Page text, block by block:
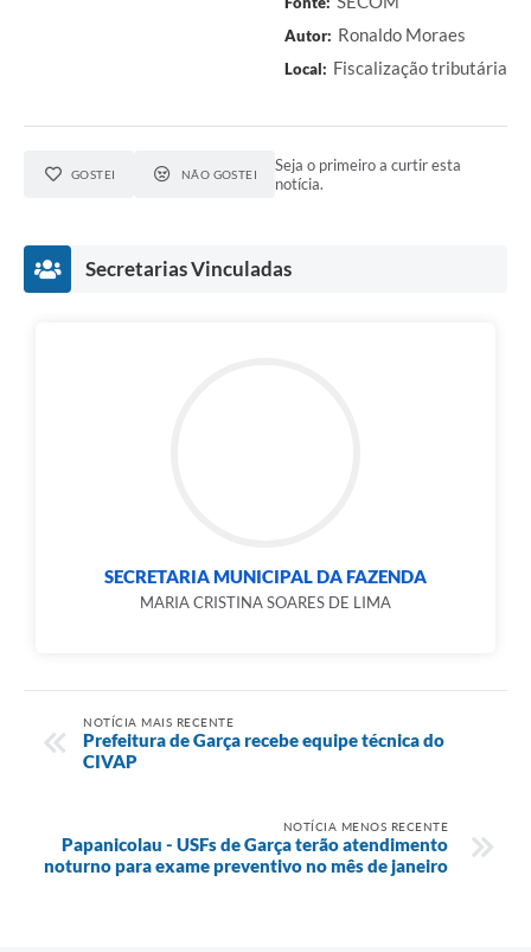
Autor: Ronaldo Moraes
Local: Fiscalização tributária
GOSTEI NÃO GOSTEI
Seja o primeiro a curtir esta
notícia.
Secretarias Vinculadas
SECRETARIA MUNICIPAL DA FAZENDA
MARIA CRISTINA SOARES DE LIMA
NOTÍCIA MAIS RECENTE
Prefeitura de Garça recebe equipe técnica do
CIVAP
NOTÍCIA MENOS RECENTE
Papanicolau - USFs de Garça terão atendimento
noturno para exame preventivo no mês de janeiro